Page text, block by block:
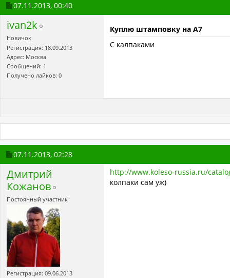
07.11.2013, 00:40
ivan2k
Новичок
Регистрация: 18.09.2013
Адрес: Москва
Сообщений: 1
Получено лайков: 0
Куплю штамповку на А7
С калпаками
07.11.2013, 02:28
Дмитрий
Кожанов
Постоянный участник
Регистрация: 09.06.2013
http://www.koleso-russia.ru/
колпаки сам уж)